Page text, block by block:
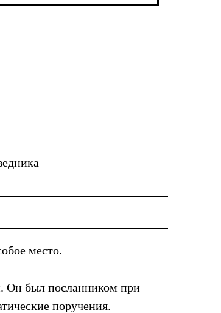
место.
Он был посланником при
поручения.